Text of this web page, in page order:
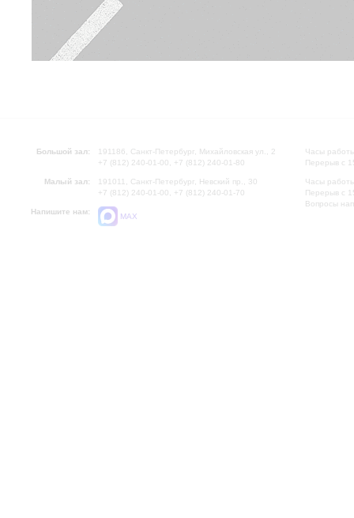
Большой зал:
191186, Санкт-Петербург, Михайловская ул., 2
+7 (812) 240-01-00, +7 (812) 240-01-80
Малый зал:
191011, Санкт-Петербург, Невский пр., 30
+7 (812) 240-01-00, +7 (812) 240-01-70
Напишите нам:
MAX
Часы
Перерыв с
Часы
Перерыв с
Вопросы